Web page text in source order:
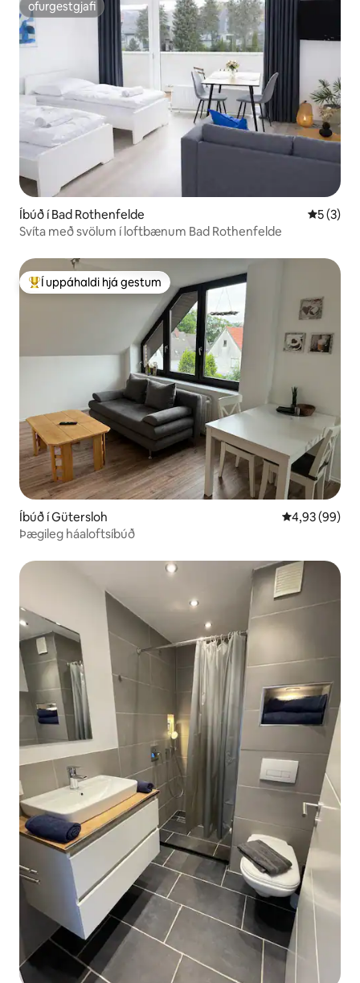
ofurgestgjafi
ofurgestgjafi
Íbúð í Bad Rothenfelde 5 af 5 í
5 (3)
Svíta með svölum í loftbænum Bad Rothenfelde
Í mestu uppáhaldi hjá gestum
Í uppáhaldi hjá gestum
Íbúð í Gütersloh 4,93 af 5 í
4,93 (99)
Þægileg háaloftsíbúð